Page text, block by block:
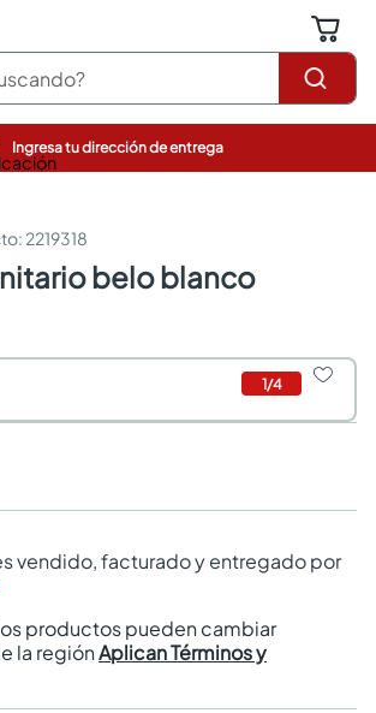
Ingresa tu dirección de entrega
: 2219318
belo blanco
1/4
vendido, facturado y entregado por
productos pueden cambiar
la regiónAplican Términos y